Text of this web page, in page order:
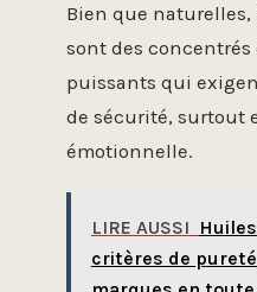
Bien que
sont des
puissants qui
de sécurité, surtout
émotionnelle.
LIRE AUSSI
critères de